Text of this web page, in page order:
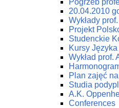
Pogrzeb
20.04.2010
Wykłady
Projekt
Studenckie
Kursy
Wykład prof.
Plan zajęć
Studia
A.K.
Conferences